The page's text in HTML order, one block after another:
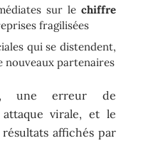
sur le chiffre
fragilisées
qui se distendent,
nouveaux partenaires
une erreur de
virale, et le
résultats affichés par